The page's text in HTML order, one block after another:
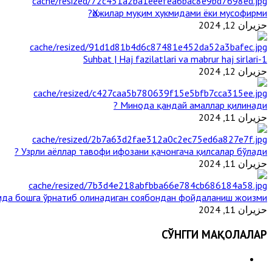
Ҳожилар муқим ҳукмидами ёки мусофирми?
حزيران 12, 2024
1-Suhbat | Haj fazilatlari va mabrur haj sirlari
حزيران 12, 2024
Минода қандай амаллар қилинади ?
حزيران 11, 2024
Узрли аёллар тавофи ифозани қачонгача қилсалар бўлади ?
حزيران 11, 2024
бошга ўрнатиб олинадиган соябондан фойдаланиш жоизми ?
حزيران 11, 2024
СЎНГГИ МАҚОЛАЛАР